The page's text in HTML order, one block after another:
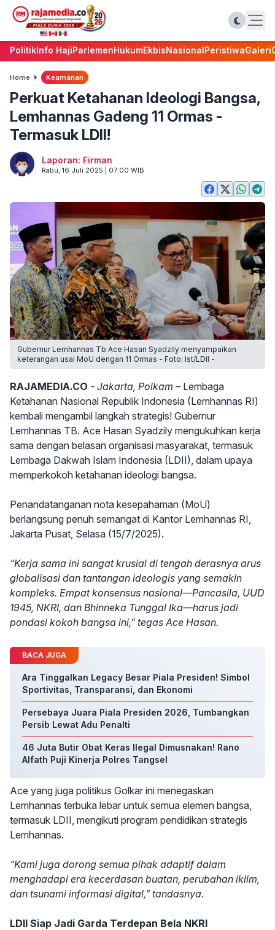
PolitikInfo HajiParlemenHukumEkbisNasionalPeristiwaGaleri
Home Keamanan
Perkuat Ketahanan Ideologi Bangsa,
Lemhannas Gadeng 11 Ormas -
Termasuk LDII!
Laporan: Firman
Rabu, 16 Juli 2025 | 07:00 WIB
Gubernur Lemhannas Tb Ace Hasan Syadzily menyampaikan
keterangan usai MoU dengan 11 Ormas - Foto: Ist/LDII -
RAJAMEDIA.CO - Jakarta, Polkam –Lembaga
Ketahanan Nasional Republik Indonesia (Lemhannas RI)
kembali mengambil langkah strategis! Gubernur
Lemhannas TB. Ace Hasan Syadzily mengukuhkan kerja
sama dengan belasan organisasi masyarakat, termasuk
Lembaga Dakwah Islam Indonesia (LDII), dalam upaya
memperkokoh ketahanan ideologi bangsa.
Penandatanganan nota kesepahaman (MoU)
berlangsung penuh semangat di Kantor Lemhannas RI,
Jakarta Pusat, Selasa (15/7/2025).
“Kerja sama ini sangat krusial di tengah derasnya arus
globalisasi dan tantangan ideologis yang semakin
kompleks. Empat konsensus nasional—Pancasila, UUD
1945, NKRI, dan Bhinneka Tunggal Ika—harus jadi
pondasi kokoh bangsa ini,” tegas Ace Hasan.
BACA JUGA
Ara Tinggalkan Legacy Besar Piala Presiden! Simbol
Sportivitas, Transparansi, dan Ekonomi
Persebaya Juara Piala Presiden 2026, Tumbangkan
Persib Lewat Adu Penalti
46 Juta Butir Obat Keras Ilegal Dimusnakan! Rano
Alfath Puji Kinerja Polres Tangsel
Ace yang juga politikus Golkar ini menegaskan
Lemhannas terbuka lebar untuk semua elemen bangsa,
termasuk LDII, mengikuti program pendidikan strategis
Lemhannas.
“Kami juga dorong semua pihak adaptif dalam
menghadapi era kecerdasan buatan, perubahan iklim,
dan tsunami informasi digital,” tandasnya.
LDII Siap Jadi Garda Terdepan Bela NKRI